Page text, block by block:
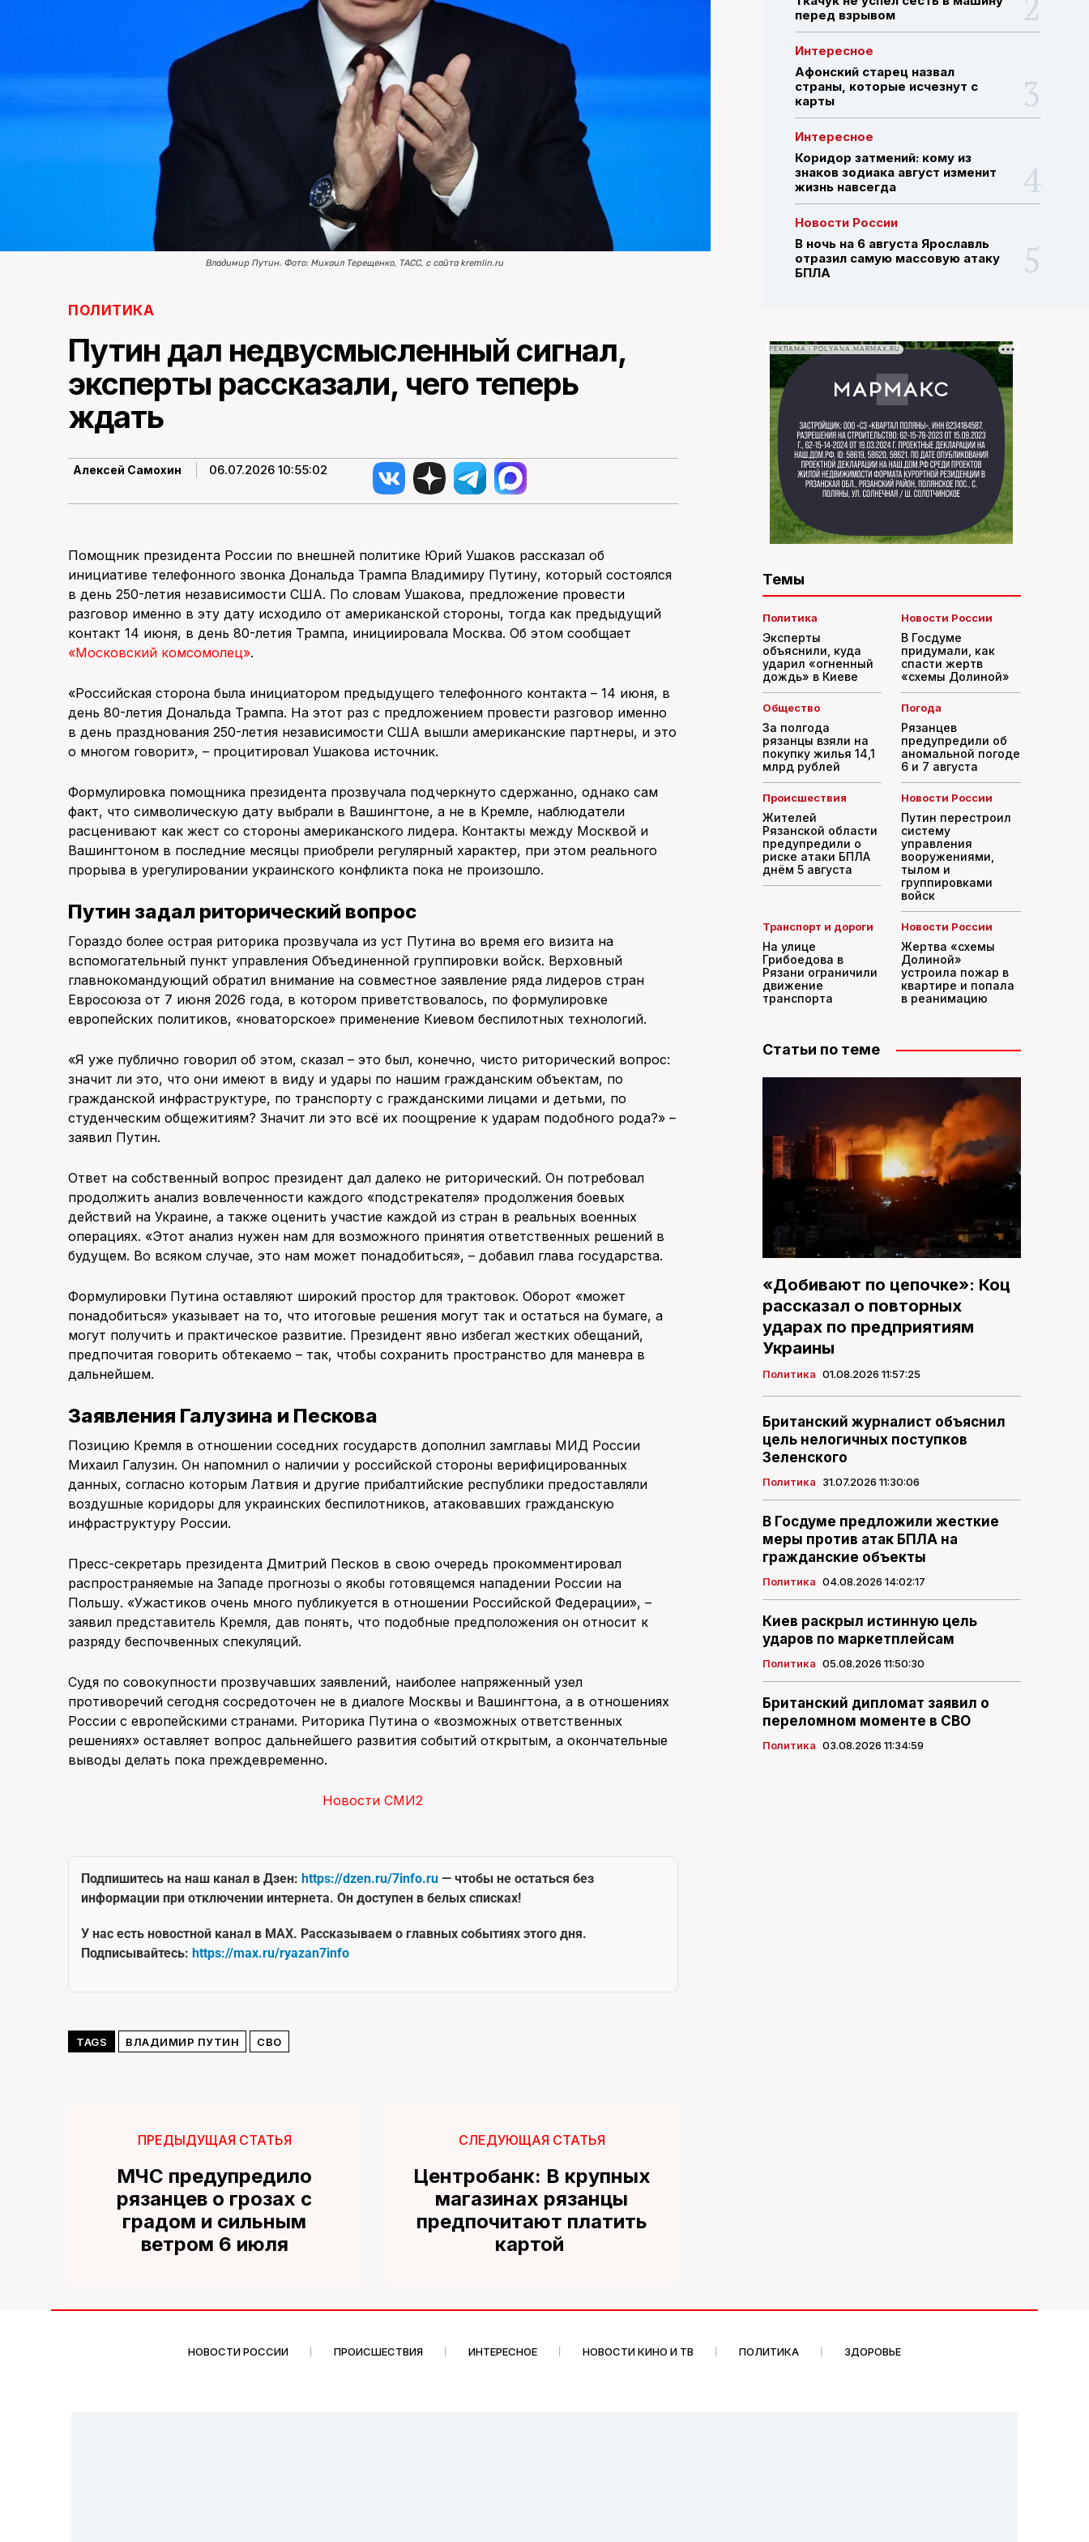
ПОИСК ПО САЙТУ
Владимир Путин. Фото: Михаил Терещенко, ТАСС, с сайта kremlin.ru
ПОЛИТИКА
Путин дал недвусмысленный сигнал,
эксперты рассказали, чего теперь
ждать
Алексей Самохин 06.07.2026 10:55:02
Помощник президента России по внешней политике Юрий Ушаков рассказал об
инициативе телефонного звонка Дональда Трампа Владимиру Путину, который состоялся
в день 250-летия независимости США. По словам Ушакова, предложение провести
разговор именно в эту дату исходило от американской стороны, тогда как предыдущий
контакт 14 июня, в день 80-летия Трампа, инициировала Москва. Об этом сообщает
«Московский комсомолец».
«Российская сторона была инициатором предыдущего телефонного контакта – 14 июня, в
день 80-летия Дональда Трампа. На этот раз с предложением провести разговор именно
в день празднования 250-летия независимости США вышли американские партнеры, и это
о многом говорит», – процитировал Ушакова источник.
Формулировка помощника президента прозвучала подчеркнуто сдержанно, однако сам
факт, что символическую дату выбрали в Вашингтоне, а не в Кремле, наблюдатели
расценивают как жест со стороны американского лидера. Контакты между Москвой и
Вашингтоном в последние месяцы приобрели регулярный характер, при этом реального
прорыва в урегулировании украинского конфликта пока не произошло.
Путин задал риторический вопрос
Гораздо более острая риторика прозвучала из уст Путина во время его визита на
вспомогательный пункт управления Объединенной группировки войск. Верховный
главнокомандующий обратил внимание на совместное заявление ряда лидеров стран
Евросоюза от 7 июня 2026 года, в котором приветствовалось, по формулировке
европейских политиков, «новаторское» применение Киевом беспилотных технологий.
«Я уже публично говорил об этом, сказал – это был, конечно, чисто риторический вопрос:
значит ли это, что они имеют в виду и удары по нашим гражданским объектам, по
гражданской инфраструктуре, по транспорту с гражданскими лицами и детьми, по
студенческим общежитиям? Значит ли это всё их поощрение к ударам подобного рода?» –
заявил Путин.
Ответ на собственный вопрос президент дал далеко не риторический. Он потребовал
продолжить анализ вовлеченности каждого «подстрекателя» продолжения боевых
действий на Украине, а также оценить участие каждой из стран в реальных военных
операциях. «Этот анализ нужен нам для возможного принятия ответственных решений в
будущем. Во всяком случае, это нам может понадобиться», – добавил глава государства.
Формулировки Путина оставляют широкий простор для трактовок. Оборот «может
понадобиться» указывает на то, что итоговые решения могут так и остаться на бумаге, а
могут получить и практическое развитие. Президент явно избегал жестких обещаний,
предпочитая говорить обтекаемо – так, чтобы сохранить пространство для маневра в
дальнейшем.
Заявления Галузина и Пескова
Позицию Кремля в отношении соседних государств дополнил замглавы МИД России
Михаил Галузин. Он напомнил о наличии у российской стороны верифицированных
данных, согласно которым Латвия и другие прибалтийские республики предоставляли
воздушные коридоры для украинских беспилотников, атаковавших гражданскую
инфраструктуру России.
Пресс-секретарь президента Дмитрий Песков в свою очередь прокомментировал
распространяемые на Западе прогнозы о якобы готовящемся нападении России на
Польшу. «Ужастиков очень много публикуется в отношении Российской Федерации», –
заявил представитель Кремля, дав понять, что подобные предположения он относит к
разряду беспочвенных спекуляций.
Судя по совокупности прозвучавших заявлений, наиболее напряженный узел
противоречий сегодня сосредоточен не в диалоге Москвы и Вашингтона, а в отношениях
России с европейскими странами. Риторика Путина о «возможных ответственных
решениях» оставляет вопрос дальнейшего развития событий открытым, а окончательные
выводы делать пока преждевременно.
Новости СМИ2
Подпишитесь на наш канал в Дзен: https://dzen.ru/7info.ru — чтобы не остаться без
информации при отключении интернета. Он доступен в белых списках!
У нас есть новостной канал в MAX. Рассказываем о главных событиях этого дня.
Подписывайтесь: https://max.ru/ryazan7info
TAGS ВЛАДИМИР ПУТИН СВО
ПРЕДЫДУЩАЯ СТАТЬЯ
МЧС предупредило
рязанцев о грозах с
градом и сильным
ветром 6 июля
СЛЕДУЮЩАЯ СТАТЬЯ
Центробанк: В крупных
магазинах рязанцы
предпочитают платить
картой
перед взрывом
Интересное
Афонский старец назвал
страны, которые исчезнут с
карты
Интересное
Коридор затмений: кому из
знаков зодиака август изменит
жизнь навсегда
Новости России
В ночь на 6 августа Ярославль
отразил самую массовую атаку
БПЛА
РЕКЛАМА • POLYANA.MARMAX.RU
Темы
Политика
Эксперты
объяснили, куда
ударил «огненный
дождь» в Киеве
Новости России
В Госдуме
придумали, как
спасти жертв
«схемы Долиной»
Общество
За полгода
рязанцы взяли на
покупку жилья 14,1
млрд рублей
Погода
Рязанцев
предупредили об
аномальной погоде
6 и 7 августа
Происшествия
Жителей
Рязанской области
предупредили о
риске атаки БПЛА
днём 5 августа
Новости России
Путин перестроил
систему
управления
вооружениями,
тылом и
группировками
войск
Транспорт и дороги
На улице
Грибоедова в
Рязани ограничили
движение
транспорта
Новости России
Жертва «схемы
Долиной»
устроила пожар в
квартире и попала
в реанимацию
Статьи по теме
«Добивают по цепочке»: Коц
рассказал о повторных
ударах по предприятиям
Украины
Политика 01.08.2026 11:57:25
Британский журналист объяснил
цель нелогичных поступков
Зеленского
Политика 31.07.2026 11:30:06
В Госдуме предложили жесткие
меры против атак БПЛА на
гражданские объекты
Политика 04.08.2026 14:02:17
Киев раскрыл истинную цель
ударов по маркетплейсам
Политика 05.08.2026 11:50:30
Британский дипломат заявил о
переломном моменте в СВО
Политика 03.08.2026 11:34:59
НОВОСТИ РОССИИ ПРОИСШЕСТВИЯ ИНТЕРЕСНОЕ НОВОСТИ КИНО И ТВ ПОЛИТИКА ЗДОРОВЬЕ